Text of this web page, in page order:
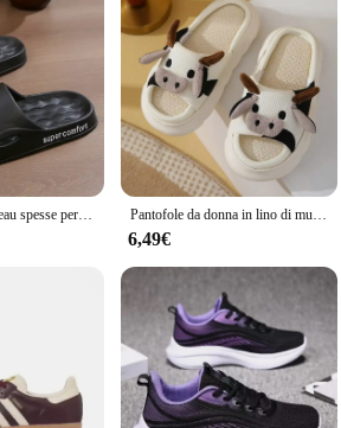
Comfort and Style**
donna sun68 Pantofole da donna are a
durability and a luxurious feel. The design is
you're looking for a comfortable pair of
Functionality**
sun68 slippers are not just about style;
of the city. Their lightweight construction
slippers are perfect for women with diverse
donna sun68 slippers are an excellent choice
a reliable supplier for your online business,
base. Embrace the blend of tradition and
Pantofole con plateau spesse per le donne casa morbida suola cuscino diapositive sandali donna estate spiaggia infradito antiscivolo pantofola da bagno Pantofole da donna in lino di mucca da latte quattro stagioni sandali da uomo per interni adulti scivoli per cartoni animati coppie simpatiche scarpe da casa traspiranti
6,49€